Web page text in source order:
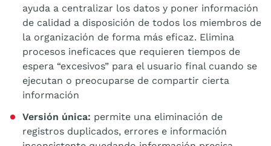
ayuda a centralizar los datos y poner información
de calidad a disposición de todos los miembros de
la organización de forma más eficaz. Elimina
procesos ineficaces que requieren tiempos de
espera “excesivos” para el usuario final cuando se
ejecutan o preocuparse de compartir cierta
información
Versión única: permite una eliminación de
registros duplicados, errores e información